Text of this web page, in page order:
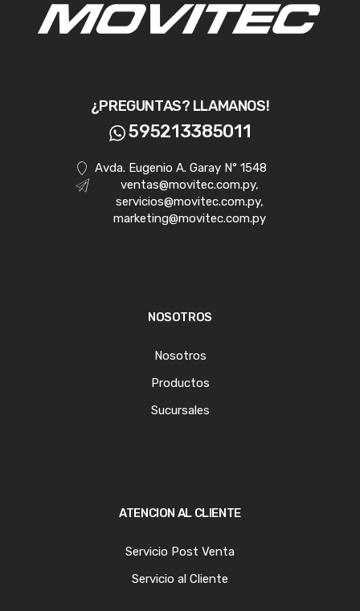
¿PREGUNTAS? LLAMANOS!
595213385011
Avda. Eugenio A. Garay N° 1548
ventas@movitec.com.py,
servicios@movitec.com.py,
marketing@movitec.com.py
NOSOTROS
Nosotros
Productos
Sucursales
ATENCION AL CLIENTE
Servicio Post Venta
Servicio al Cliente